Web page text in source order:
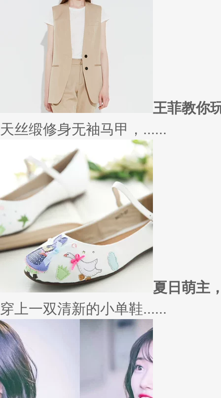
王菲教你
天丝缎修身无袖马甲，......
夏日萌主
穿上一双清新的小单鞋......